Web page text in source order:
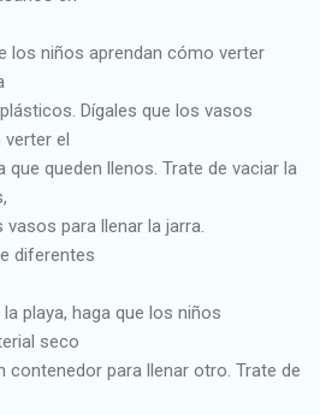
los niños aprendan cómo verter
Dígales que los vasos
verter el
queden llenos. Trate de vaciar la
para llenar la jarra.
diferentes
playa, haga que los niños
seco
contenedor para llenar otro. Trate de